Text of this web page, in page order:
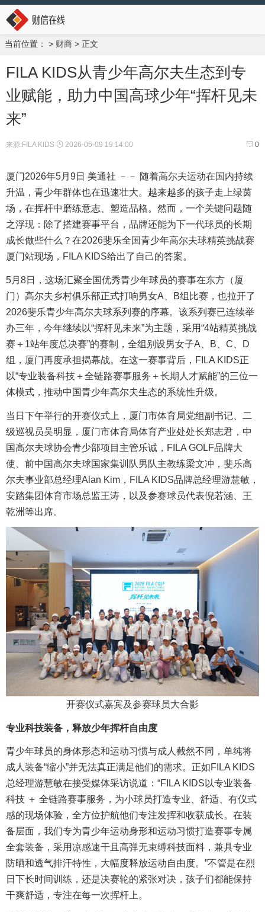
当前位置： > 财商 > 正文
FILA KIDS从青少年高尔夫生态到专
业赋能，助力中国高球少年“挥杆见未
来”
0
来源:FILA KIDS 2026-05-09 19:14:00
厦门2026年5月9日 美通社 －－ 随着高尔夫运动在国内持续
升温，青少年群体也在迅速壮大。越来越多的孩子走上绿茵
场，在挥杆中磨练意志、塑造品格。然而，一个关键问题随
之浮现：除了搭建赛事平台，品牌还能为下一代球员的长期
成长做些什么？在2026斐乐全国青少年高尔夫球精英挑战赛
厦门站现场，FILA KIDS给出了自己的答案。
5月8日，这场汇聚全国优秀青少年球员的赛事在东方（厦
门）高尔夫乡村俱乐部正式打响男女A、B组比赛，也拉开了
2026斐乐青少年高尔夫球系列赛的序幕。该系列赛已连续举
办三年，今年继续以“挥杆见未来”为主题，采用“4站精英挑战
赛＋1站年度总决赛”的赛制，全组别设男女子A、B、C、D
组，厦门再度承担揭幕战。在这一赛事背后，FILA KIDS正
以“专业装备科技＋全链路赛事服务＋长期人才赋能”的三位一
体模式，推动中国青少年高尔夫生态的系统性升级。
当日下午举行的开赛仪式上，厦门市体育局党组副书记、二
级巡视员吴明显，厦门市体育局体育产业处处长郑志君，中
国高尔夫球协会青少部项目主管乐诚，FILA GOLF品牌大
使、前中国高尔夫球国家集训队男队主教练梁文冲，斐乐高
尔夫事业部总经理Alan Kim，FILA KIDS品牌总经理游慧敏，
安踏集团体育市场总监王涛，以及参赛球员代表倪若涵、王
乾洲等出席。
开赛仪式嘉宾及参赛球员大合影
专业科技装备，释放少年挥杆自由度
青少年球员的身体形态和运动习惯与成人截然不同，单纯将
成人装备“缩小”并无法真正满足他们的需求。正如FILA KIDS
总经理游慧敏在接受媒体采访说道：“FILA KIDS以专业装备
科技 ＋ 全链路赛事服务，为小球员打造专业、舒适、有仪式
感的现场体验，全方位护航他们专注发挥和收获成长。在装
备层面，我们专为青少年运动身形和运动习惯打造赛事专属
全套装备，采用凉感速干且高弹无束缚科技面料，兼具专业
防晒和透气排汗特性，大幅度释放运动自由度。”不管是在烈
日下长时间训练，还是决赛轮的紧张对决，孩子们都能保持
干爽舒适，专注在每一次挥杆上。